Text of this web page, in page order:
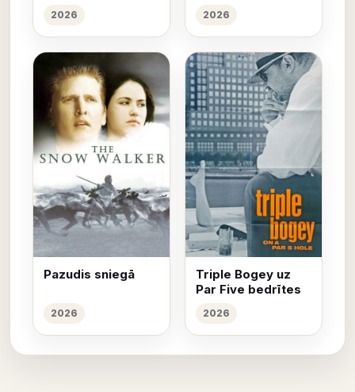
2026 2026
Pazudis sniegā
2026
Triple Bogey uz
Par Five bedrītes
2026